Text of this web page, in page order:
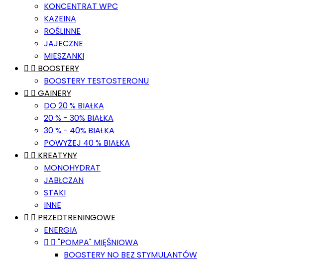
KONCENTRAT WPC
KAZEINA
ROŚLINNE
JAJECZNE
MIESZANKI
  BOOSTERY
BOOSTERY TESTOSTERONU
  GAINERY
DO 20 % BIAŁKA
20 % - 30% BIAŁKA
30 % - 40% BIAŁKA
POWYŻEJ 40 % BIAŁKA
  KREATYNY
MONOHYDRAT
JABŁCZAN
STAKI
INNE
  PRZEDTRENINGOWE
ENERGIA
  "POMPA" MIĘŚNIOWA
BOOSTERY NO BEZ STYMULANTÓW